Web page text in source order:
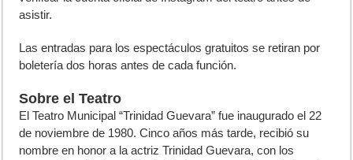
asistir.
Las entradas para los espectáculos gratuitos se retiran por
boletería dos horas antes de cada función.
Sobre el Teatro
El Teatro Municipal “Trinidad Guevara” fue inaugurado el 22
de noviembre de 1980. Cinco años más tarde, recibió su
nombre en honor a la actriz Trinidad Guevara, con los